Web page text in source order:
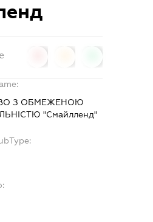
З ОБМЕЖЕНОЮ
"Смайлленд"